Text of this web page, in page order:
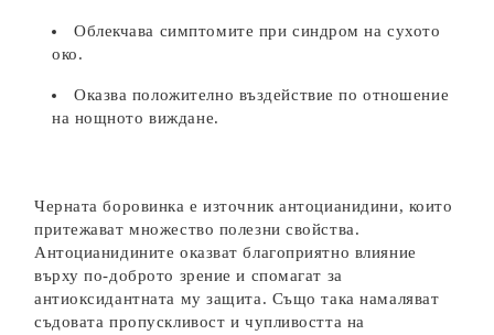
Облекчава симптомите при синдром на сухото
око.
Оказва положително въздействие по отношение
на нощното виждане.
Черната боровинка е източник антоцианидини, които
притежават множество полезни свойства.
Антоцианидините оказват благоприятно влияние
върху по-доброто зрение и спомагат за
антиоксидантната му защита. Също така намаляват
съдовата пропускливост и чупливостта на